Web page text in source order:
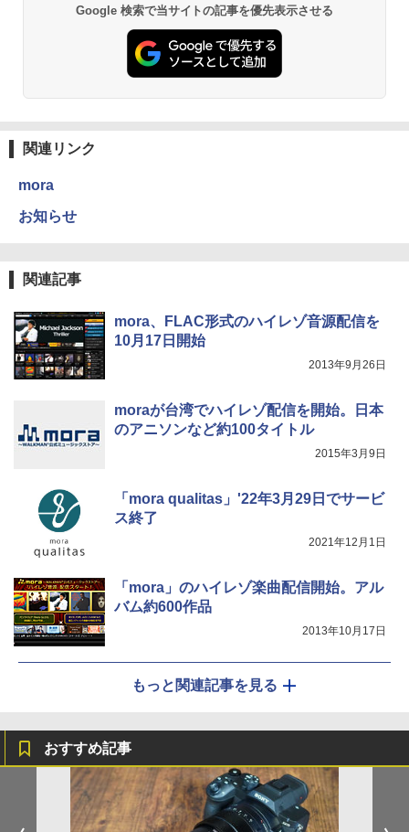
Google 検索で当サイトの記事を優先表示させる
関連リンク
mora
お知らせ
関連記事
mora、FLAC形式のハイレゾ音源配信を
10月17日開始
2013年9月26日
moraが台湾でハイレゾ配信を開始。日本
のアニソンなど約100タイトル
2015年3月9日
「mora qualitas」'22年3月29日でサービ
ス終了
2021年12月1日
「mora」のハイレゾ楽曲配信開始。アル
バム約600作品
2013年10月17日
もっと関連記事を見る
おすすめ記事